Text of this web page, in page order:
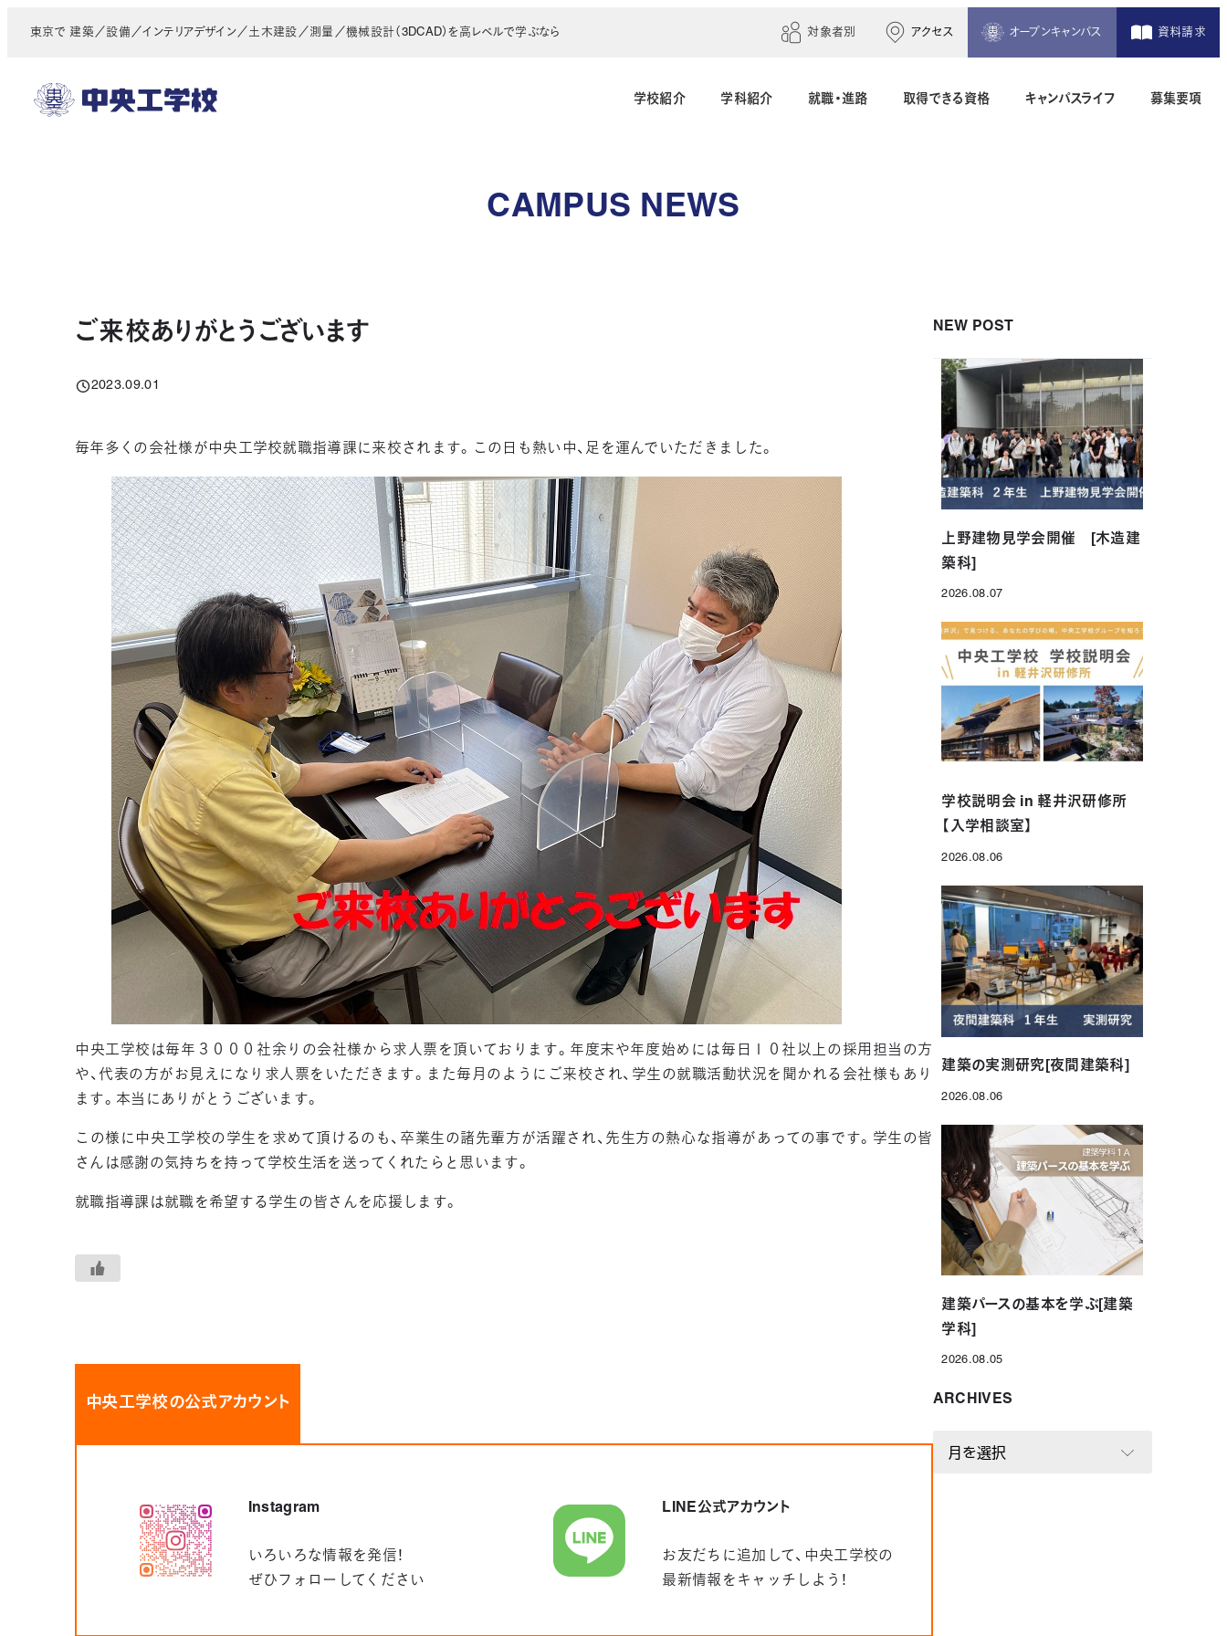
東京で 建築／設備／インテリアデザイン／土木建設／測量／機械設計（3DCAD）を高レベルで学ぶなら 対象者別 アクセス オープンキャンパス 資料請求
学校紹介 学科紹介
建築室内設計科（2年制） 建築科（2年制・夜間）
情報ビジネス科（2年制） リベラルアーツ科（1年制） グローバル科（1年制）
就職・進路 取得できる資格 キャンパスライフ 募集要項
CAMPUS NEWS
ご来校ありがとうございます
投稿日
2023.09.01
毎年多くの会社様が中央工学校就職指導課に来校されます。この日も熱い中、足を運んでいただきました。
中央工学校は毎年３０００社余りの会社様から求人票を頂いております。年度末や年度始めには毎日１０社以上の採用担当の方
や、代表の方がお見えになり求人票をいただきます。また毎月のようにご来校され、学生の就職活動状況を聞かれる会社様もあり
ます。本当にありがとうございます。
この様に中央工学校の学生を求めて頂けるのも、卒業生の諸先輩方が活躍され、先生方の熱心な指導があっての事です。学生の皆
さんは感謝の気持ちを持って学校生活を送ってくれたらと思います。
就職指導課は就職を希望する学生の皆さんを応援します。
中央工学校の公式アカウント
Instagram
いろいろな情報を発信！
ぜひフォローしてください
LINE公式アカウント
お友だちに追加して、中央工学校の
最新情報をキャッチしよう！
NEW POST
上野建物見学会開催 [木造建
築科]
2026.08.07
学校説明会 in 軽井沢研修所
【入学相談室】
2026.08.06
建築の実測研究[夜間建築科]
2026.08.06
建築パースの基本を学ぶ[建築
学科]
2026.08.05
ARCHIVES